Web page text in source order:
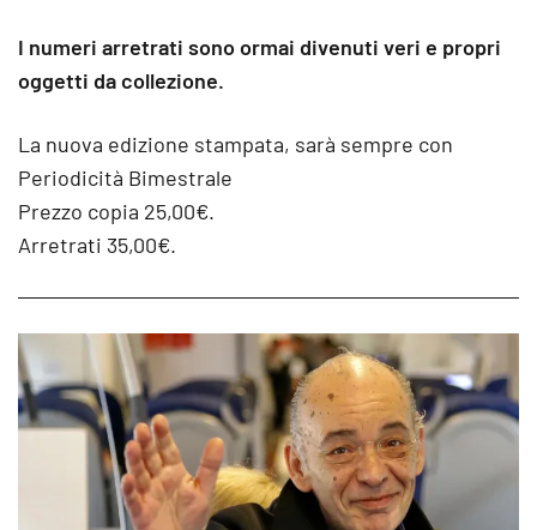
I numeri arretrati sono ormai divenuti veri e propri
oggetti da collezione.
La nuova edizione stampata, sarà sempre con
Periodicità Bimestrale
Prezzo copia 25,00€.
Arretrati 35,00€.